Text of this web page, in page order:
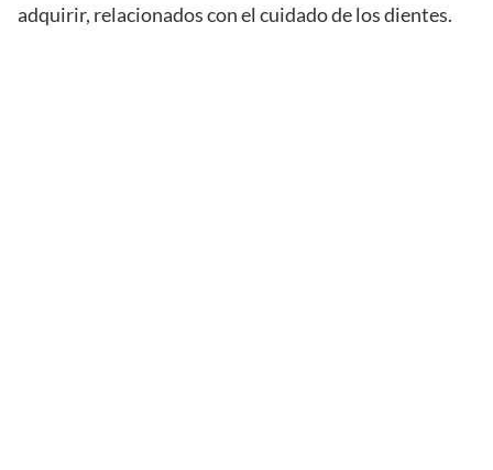
adquirir, relacionados con el cuidado de los dientes.